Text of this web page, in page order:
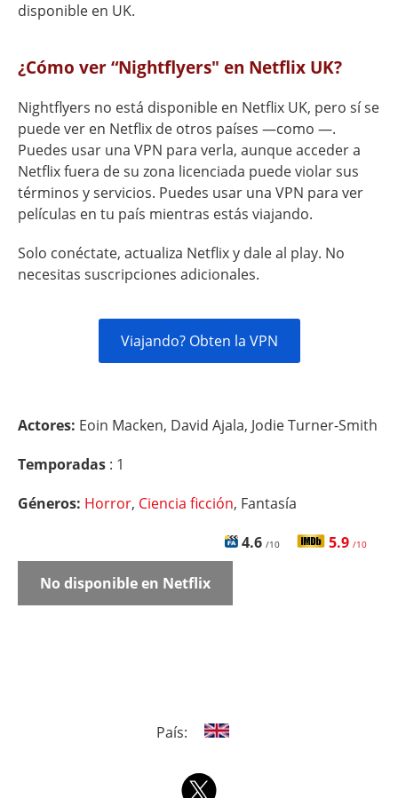
disponible en UK.
¿Cómo ver “Nightflyers" en Netflix UK?
Nightflyers no está disponible en Netflix UK, pero sí se
puede ver en Netflix de otros países —como —.
Puedes usar una VPN para verla, aunque acceder a
Netflix fuera de su zona licenciada puede violar sus
términos y servicios. Puedes usar una VPN para ver
películas en tu país mientras estás viajando.
Solo conéctate, actualiza Netflix y dale al play. No
necesitas suscripciones adicionales.
Viajando? Obten la VPN
Actores: Eoin Macken, David Ajala, Jodie Turner-Smith
Temporadas : 1
Géneros: Horror, Ciencia ficción, Fantasía
4.6 /10 5.9 /10
No disponible en Netflix
País: